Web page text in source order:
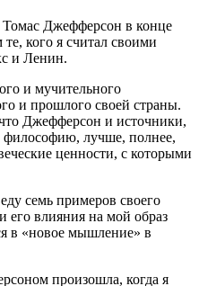
Томас Джефферсон в конце
кого я считал своими
и Ленин.
и мучительного
и прошлого своей страны.
Джефферсон и источники,
философию, лучше, полнее,
ценности, с которыми
семь примеров своего
его влияния на мой образ
в «новое мышление» в
произошла, когда я